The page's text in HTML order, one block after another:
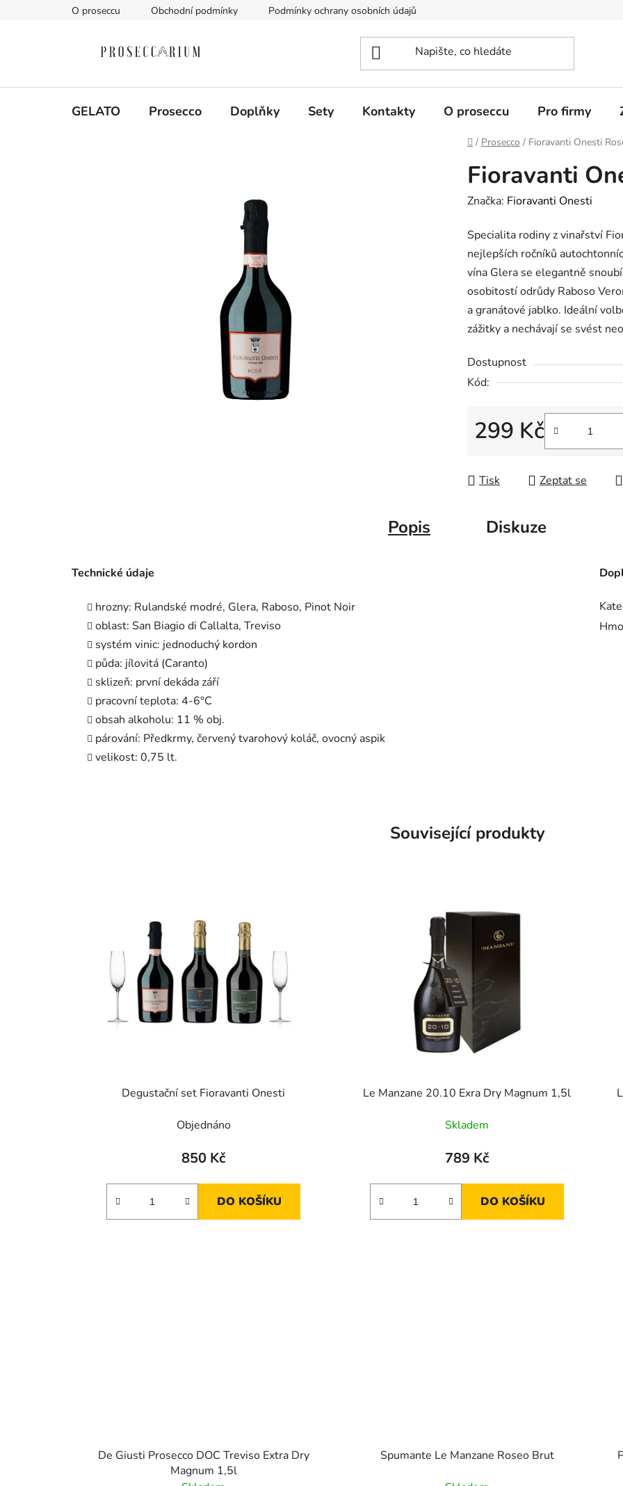
O proseccu Obchodní podmínky Podmínky ochrany osobních údajů
GELATO Prosecco Doplňky Sety Kontakty O proseccu Pro firmy
Domů
/ Prosecco / Fioravanti Onesti
Fioravanti
Značka: Fioravanti Onesti
Specialita rodiny z vinařství
nejlepších ročníků
vína Glera se elegantně
osobitostí odrůdy Raboso
a granátové jablko. Ideální
zážitky a nechávají se svést
Dostupnost
Kód:
299 Kč
Tisk Zeptat se
Popis Diskuze
Technické údaje
hrozny: Rulandské modré, Glera, Raboso, Pinot Noir
oblast: San Biagio di Callalta, Treviso
systém vinic: jednoduchý kordon
půda: jílovitá (Caranto)
sklizeň: první dekáda září
pracovní teplota: 4-6°C
obsah alkoholu: 11 % obj.
párování: Předkrmy, červený tvarohový koláč, ovocný aspik
velikost: 0,75 lt.
Související produkty
Degustační set Fioravanti Onesti
Objednáno
850 Kč
DO KOŠÍKU
Le Manzane 20.10 Exra Dry Magnum 1,5l
Skladem
789 Kč
DO KOŠÍKU
De Giusti Prosecco DOC Treviso Extra Dry
Magnum 1,5l
Spumante Le Manzane Roseo Brut